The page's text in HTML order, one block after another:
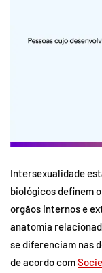
Intersexualidade
biológicos definem
orgãos internos e
anatomia
se diferenciam nas
de acordo com